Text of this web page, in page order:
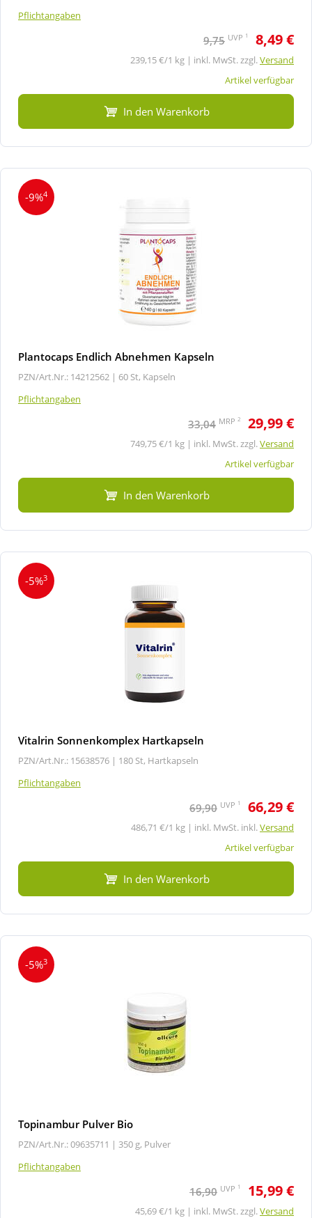
Pflichtangaben
9,75 UVP 1 8,49 €
239,15 €/1 kg | inkl. MwSt. zzgl.Versand
Artikel verfügbar
In den Warenkorb
-9%4
Plantocaps Endlich Abnehmen Kapseln
PZN/Art.Nr.: 14212562 | 60 St, Kapseln
Pflichtangaben
33,04 MRP 2 29,99 €
749,75 €/1 kg | inkl. MwSt. zzgl.Versand
Artikel verfügbar
In den Warenkorb
-5%3
Vitalrin Sonnenkomplex Hartkapseln
PZN/Art.Nr.: 15638576 | 180 St, Hartkapseln
Pflichtangaben
69,90 UVP 1 66,29 €
486,71 €/1 kg | inkl. MwSt. inkl.Versand
Artikel verfügbar
In den Warenkorb
-5%3
Topinambur Pulver Bio
PZN/Art.Nr.: 09635711 | 350 g, Pulver
Pflichtangaben
16,90 UVP 1 15,99 €
45,69 €/1 kg | inkl. MwSt. zzgl.Versand